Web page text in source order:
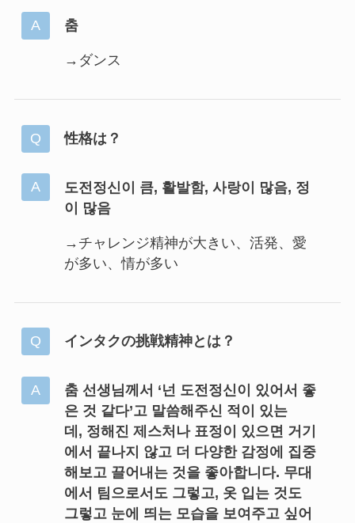
춤
→ダンス
性格は？
도전정신이 큼, 활발함, 사랑이 많음, 정
이 많음
→チャレンジ精神が大きい、活発、愛
が多い、情が多い
インタクの挑戦精神とは？
춤 선생님께서 ‘넌 도전정신이 있어서 좋
은 것 같다’고 말씀해주신 적이 있는
데, 정해진 제스처나 표정이 있으면 거기
에서 끝나지 않고 더 다양한 감정에 집중
해보고 끌어내는 것을 좋아합니다. 무대
에서 팀으로서도 그렇고, 옷 입는 것도
그렇고 눈에 띄는 모습을 보여주고 싶어